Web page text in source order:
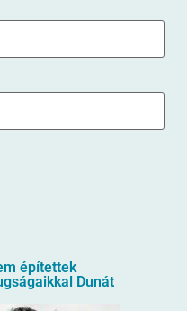
építettek
Dunát